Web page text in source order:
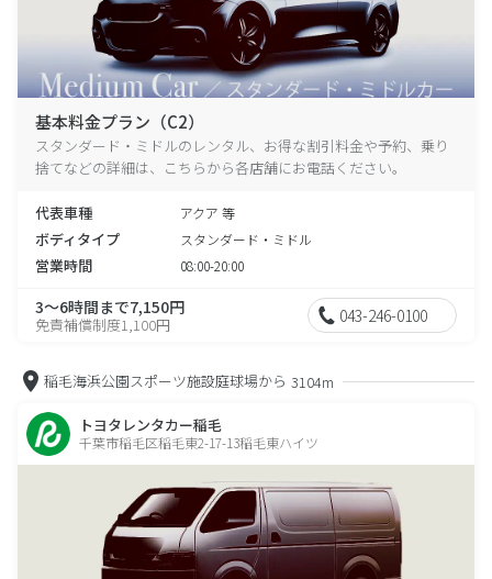
基本料金プラン（C2）
スタンダード・ミドルのレンタル、お得な割引料金や予約、乗り
捨てなどの詳細は、こちらから各店舗にお電話ください。
代表車種 アクア 等
ボディタイプ スタンダード・ミドル
営業時間 08:00-20:00
3～6時間まで7,150円
免責補償制度1,100円 043-246-0100
稲毛海浜公園スポーツ施設庭球場から 3104m
トヨタレンタカー稲毛
千葉市稲毛区稲毛東2-17-13稲毛東ハイツ